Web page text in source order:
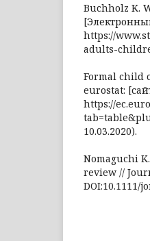
Buchholz K.
https://
adults-
Formal child
eurostat:
https://
10.03.2020).
Nomaguchi
review //
DOI:10.1111/